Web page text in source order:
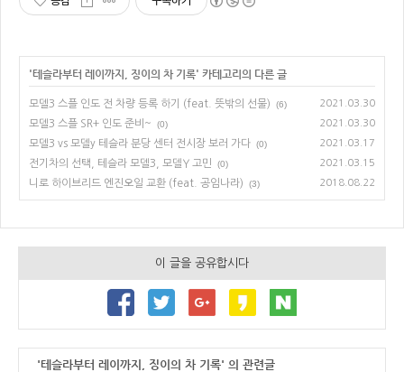
'테슬라부터 레이까지, 징이의 차 기록' 카테고리의 다른 글
모델3 스플 인도 전 차량 등록 하기 (feat. 뜻밖의 선물) (6) 2021.03.30
모델3 스플 SR+ 인도 준비~ (0) 2021.03.30
모델3 vs 모델y 테슬라 분당 센터 전시장 보러 가다 (0) 2021.03.17
전기차의 선택, 테슬라 모델3, 모델Y 고민 (0) 2021.03.15
니로 하이브리드 엔진오일 교환 (feat. 공임나라) (3) 2018.08.22
이 글을 공유합시다
'테슬라부터 레이까지, 징이의 차 기록' 의 관련글